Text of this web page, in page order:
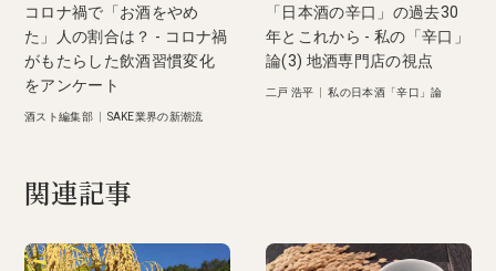
コロナ禍で「お酒をやめ
た」人の割合は？ - コロナ禍
がもたらした飲酒習慣変化
をアンケート
酒スト編集部| SAKE業界の新潮流
「日本酒の辛口」の過去30
年とこれから - 私の「辛口」
論(3) 地酒専門店の視点
二戸 浩平 |私の日本酒「辛口」論
関連記事